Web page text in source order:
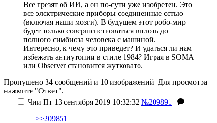
Все грезят об ИИ, а он по-сути уже изобретен. Это
все электрические приборы соединенные сетью
(включая наши мозги). В будущем этот робо-мир
будет только совершенствоваться вплоть до
полного симбиоза человека с машиной.
Интересно, к чему это приведёт? И удаться ли нам
избежать антиутопии в стиле 1984? Играя в SOMA
или Observer становится жутковато.
Пропущено 34 сообщений и 10 изображений. Для просмотра
нажмите "Ответ".
Чии Пт 13 сентября 2019 10:32:32 №209891
>>209851